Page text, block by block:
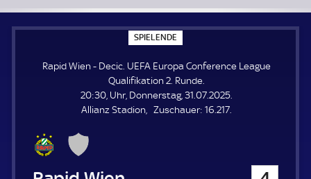
SPIELENDE
P
E
L
E
N
E
Rapid Wien - Decic. UEFA Europa Conference League
Qualifikation 2. Runde.
20:30, Uhr, Donnerstag, 31.07.2025.
Allianz Stadion
Zuschauer: Z
16.217.